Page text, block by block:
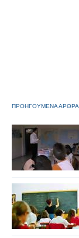
ΠΡΟΗΓΟΥΜΕΝΑ ΑΡΘΡΑ